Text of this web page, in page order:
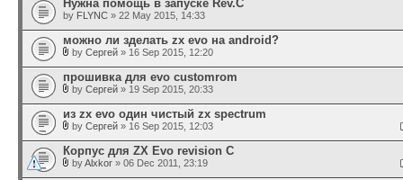
Нужна помощь в запуске Rev.C
by FLYNC » 22 May 2015, 14:33
можно ли зделать zx evo на android?
by Сергей » 16 Sep 2015, 12:20
прошивка для evo customrom
by Сергей » 19 Sep 2015, 20:33
из zx evo один чистый zx spectrum
by Сергей » 16 Sep 2015, 12:03
Корпус для ZX Evo revision C
byAlxkor » 06 Dec 2011, 23:19